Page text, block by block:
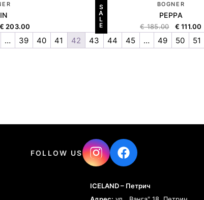
€ 203.00
S
A
L
E
BOGNER
PEPPA
€185.00 € 111.00
… 39 40 41 42 43 44 45 … 49 50 51
FOLLOW US
ICELAND – Петрич